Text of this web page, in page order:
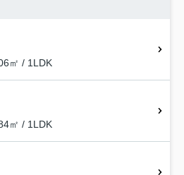
㎡ / 1LDK
㎡ / 1LDK